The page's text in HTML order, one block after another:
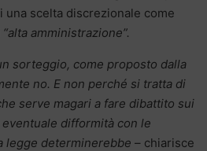
una scelta discrezionale come
“alta amministrazione”.
sorteggio, come proposto dalla
no. E non perché si tratta di
serve magari a fare dibattito sui
difformità con le
legge determinerebbe – chiarisce